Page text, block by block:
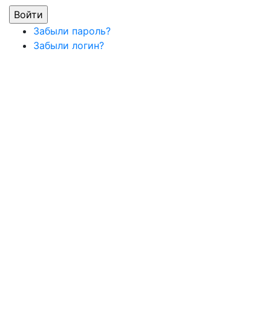
Забыли пароль?
Забыли логин?